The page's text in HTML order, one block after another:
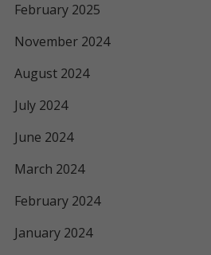
February 2025
November 2024
August 2024
July 2024
June 2024
March 2024
February 2024
January 2024